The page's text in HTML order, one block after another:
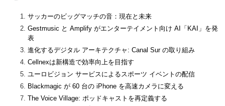
サッカーのビッグマッチの音：現在と未来
Gestmusic と Amplify がエンターテイメント向け AI「KAI」を発
表
進化するデジタル アーキテクチャ: Canal Sur の取り組み
Cellnexは新構造で効率向上を目指す
ユーロビジョン サービスによるスポーツ イベントの配信
Blackmagic が 60 台の iPhone を高速カメラに変える
The Voice Village: ポッドキャストを再定義する